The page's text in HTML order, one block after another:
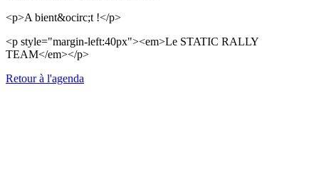
<p>A bient&ocirc;t !</p>
<p style="margin-left:40px"><em>Le STATIC RALLY
TEAM</em></p>
Retour à l'agenda